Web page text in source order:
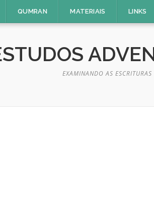
QUMRAN MATERIAIS LINKS
EXAMINANDO AS ESCRITURAS